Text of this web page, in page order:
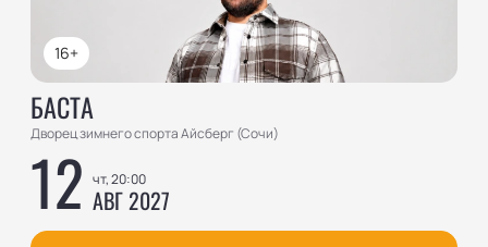
16+
БАСТА
Дворец зимнего спорта Айсберг (Сочи)
12 чт, 20:00
АВГ 2027